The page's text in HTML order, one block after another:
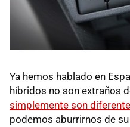
Ya hemos hablado en
híbridos no son extraños
simplemente son
podemos aburrirnos de